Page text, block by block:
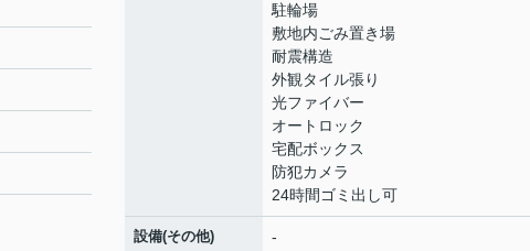
駐輪場
敷地内ごみ置き場
耐震構造
外観タイル張り
光ファイバー
オートロック
宅配ボックス
防犯カメラ
24時間ゴミ出し可
設備(その他) -